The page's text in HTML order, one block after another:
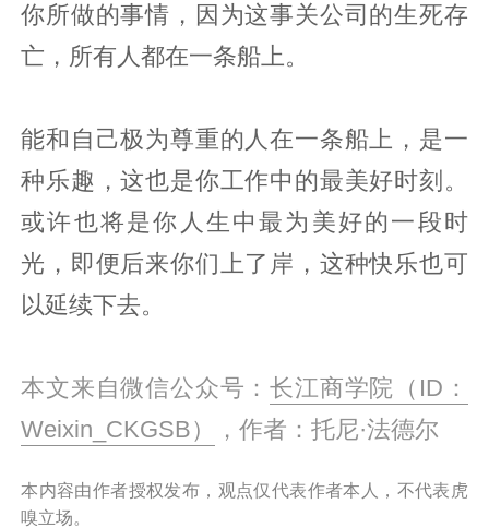
你所做的事情，因为这事关公司的生死存
亡，所有人都在一条船上。
能和自己极为尊重的人在一条船上，是一
种乐趣，这也是你工作中的最美好时刻。
或许也将是你人生中最为美好的一段时
光，即便后来你们上了岸，这种快乐也可
以延续下去。
本文来自微信公众号：长江商学院（ID：
Weixin _CKGSB） ，作者：托尼·法德尔
本内容由作者授权发布，观点仅代表作者本人，不代表虎
嗅立场。